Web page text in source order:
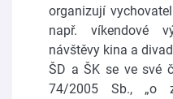
organizují
např. víkendové
návštěvy kina a
ŠD a ŠK se ve své
74/2005 Sb., „o